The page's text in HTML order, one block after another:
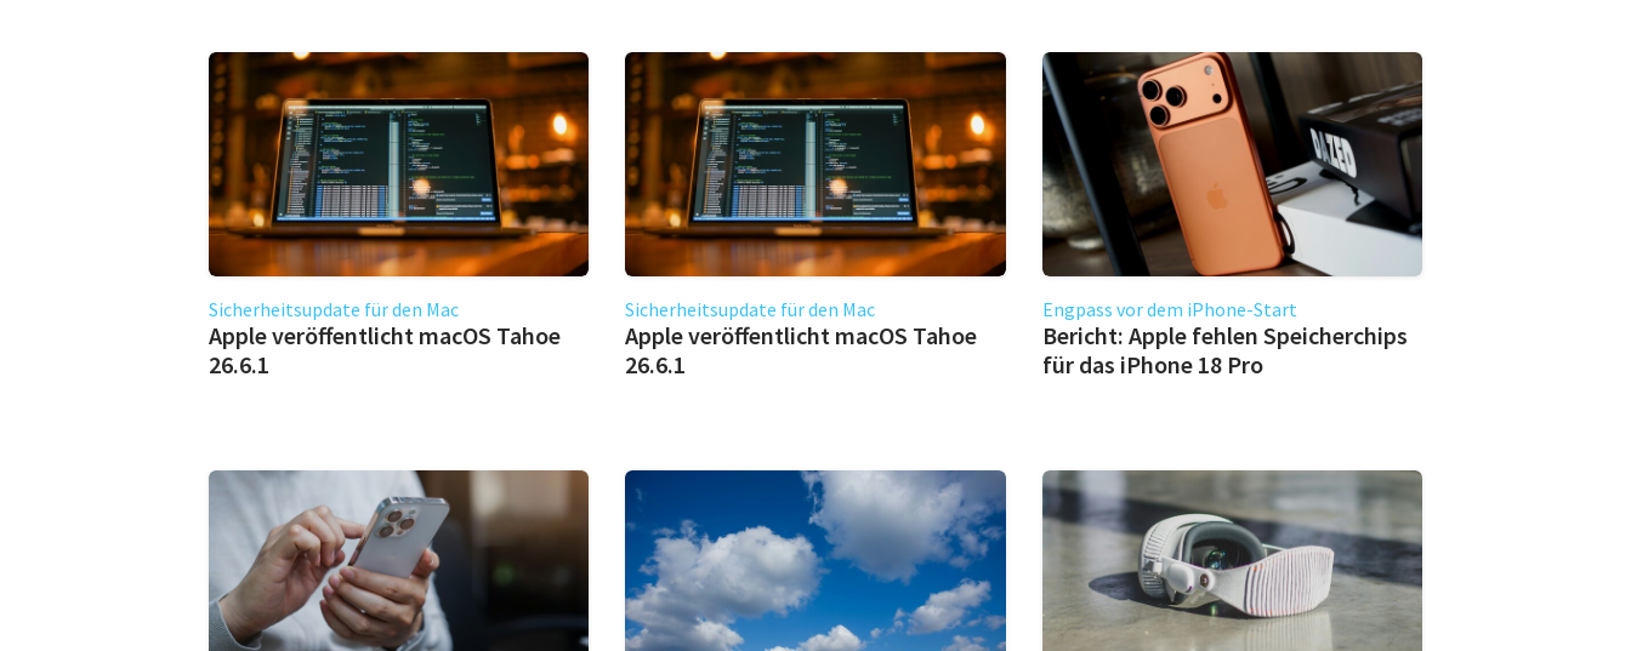
Sicherheitsupdate für den Mac
Apple veröffentlicht macOS Tahoe
26.6.1
Sicherheitsupdate für den Mac
Apple veröffentlicht macOS Tahoe
26.6.1
Engpass vor dem iPhone-Start
Bericht: Apple fehlen Speicherchips
für das iPhone 18 Pro